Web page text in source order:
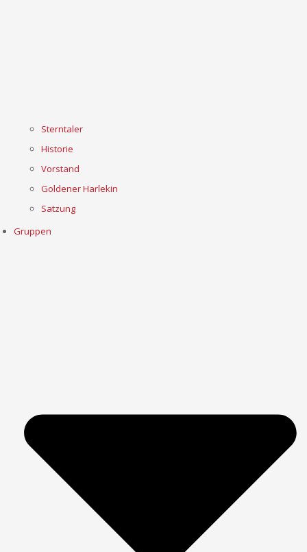
Sterntaler
Historie
Vorstand
Goldener Harlekin
Satzung
Gruppen